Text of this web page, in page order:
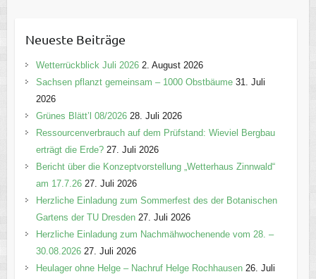
g
o
r
e
n
Neueste Beiträge
Wetterrückblick Juli 2026 2. August 2026
Sachsen pflanzt gemeinsam – 1000 Obstbäume 31. Juli
2026
Grünes Blätt’l 08/2026 28. Juli 2026
Ressourcenverbrauch auf dem Prüfstand: Wieviel Bergbau
erträgt die Erde? 27. Juli 2026
Bericht über die Konzeptvorstellung „Wetterhaus Zinnwald“
am 17.7.26 27. Juli 2026
Herzliche Einladung zum Sommerfest des der Botanischen
Gartens der TU Dresden 27. Juli 2026
Herzliche Einladung zum Nachmähwochenende vom 28. –
30.08.2026 27. Juli 2026
Heulager ohne Helge – Nachruf Helge Rochhausen 26. Juli